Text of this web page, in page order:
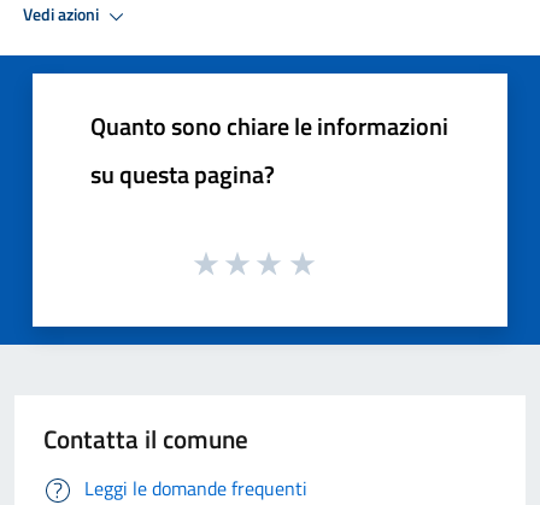
Vedi azioni
Quanto sono chiare le informazioni
su questa pagina?
Contatta il comune
Leggi le domande frequenti